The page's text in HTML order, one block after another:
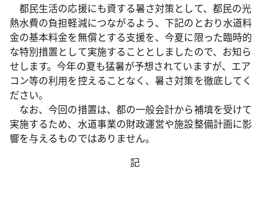
都民生活の応援にも資する暑さ対策として、都民の光
熱水費の負担軽減につながるよう、下記のとおり水道料
金の基本料金を無償とする支援を、今夏に限った臨時的
な特別措置として実施することとしましたので、お知ら
せします。今年の夏も猛暑が予想されていますが、エア
コン等の利用を控えることなく、暑さ対策を徹底してく
ださい。
なお、今回の措置は、都の一般会計から補填を受けて
実施するため、水道事業の財政運営や施設整備計画に影
響を与えるものではありません。
記